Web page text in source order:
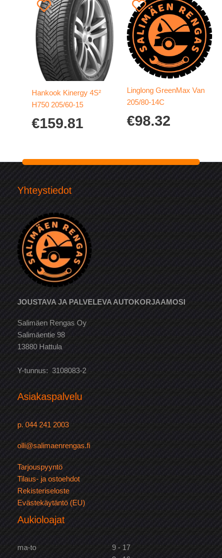
Hankook Kinergy 4S²
H750 205/60-15
€159.81
Linglong GreenMax Van
205/80-14C
€98.32
Yhteystiedot
JOUSTAVA JA PALVELEVA AUTOKORJAAMOSI
Salimäen Rengas Oy
Salimäentie 98
13880 Hattula
Y-tunnus: 3108083-2
Asiakaspalvelu
p. 044 241 2003
olli@salimaenrengas.fi
Tarjouspyyntö
Tilaus- ja ostoehdot
Rekisteriseloste
Evästekäytäntö (EU)
Aukioloajat
ma-to
9 - 17